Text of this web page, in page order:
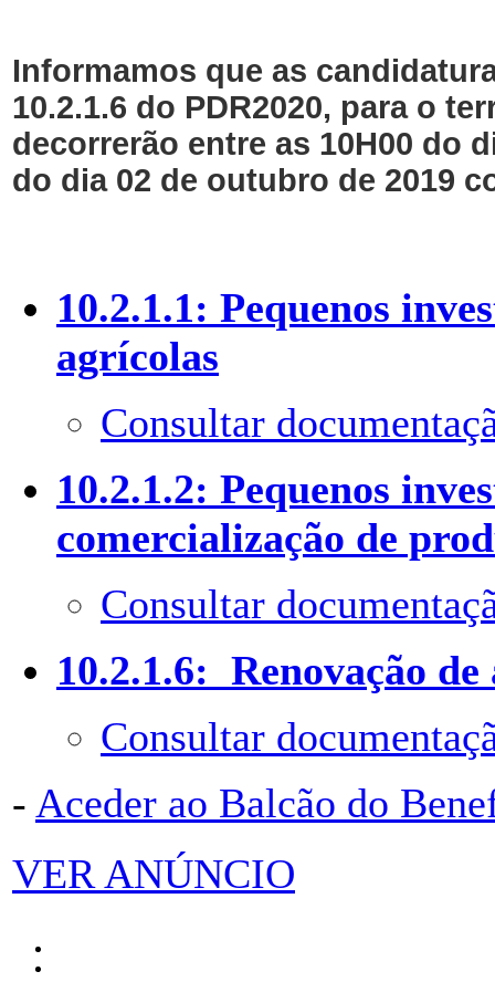
Informamos que as
10.2.1.6 do PDR2020, para o
decorrerão entre as 10H00 do
do dia 02 de outubro de 2019
10.2.1.1: Pequenos
agrícolas
Consultar
10.2.1.2: Pequenos
comercialização de
Consultar
10.2.1.6: Renovação de
Consultar
- Aceder ao Balcão do
VER ANÚNCIO